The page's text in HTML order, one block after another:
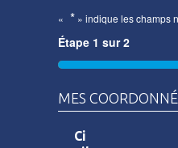
« * » indique les champs
Étape 1 sur2
50%
MES
Ci